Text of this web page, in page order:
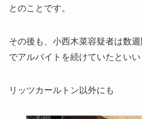
とのことです。
その後も、小西木菜容疑者は数
でアルバイトを続けていたといい
リッツカールトン以外にも